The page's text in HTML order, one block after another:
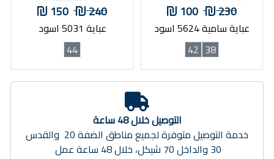
230
100
عباية سامية 5624 اسود
38
42
240
150
عباية 5031 اسود
44
التوصيل خلال 48 ساعة
خدمة التوصيل متوفرة لجميع مناطق الضفة 20 والقدس
30 والداخل 70 شيكل، خلال 48 ساعة عمل